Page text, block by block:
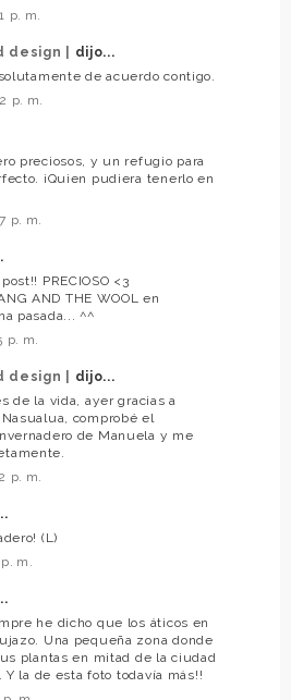
p. m.
design |
dijo...
de acuerdo contigo.
p. m.
preciosos, y un refugio para
¡Quien pudiera tenerlo en
p. m.
PRECIOSO <3
AND THE WOOL en
pasada... ^^
m.
design |
dijo...
de la vida, ayer gracias a
comprobé el
de Manuela y me
p. m.
(L)
m.
he dicho que los áticos en
Una pequeña zona donde
plantas en mitad de la ciudad
la de esta foto todavía más!!